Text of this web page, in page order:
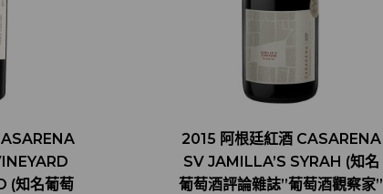
(知名葡萄
2015 阿根廷紅酒 CASARENA
SV JAMILLA’S SYRAH (知名
葡萄酒評論雜誌”葡萄酒觀察家”